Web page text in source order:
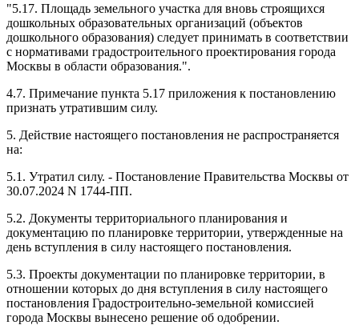
"5.17. Площадь земельного участка для вновь строящихся
дошкольных образовательных организаций (объектов
дошкольного образования) следует принимать в соответствии
с нормативами градостроительного проектирования города
Москвы в области образования.".
4.7. Примечание пункта 5.17 приложения к постановлению
признать утратившим силу.
5. Действие настоящего постановления не распространяется
на:
5.1. Утратил силу. - Постановление Правительства Москвы от
30.07.2024 N 1744-ПП.
5.2. Документы территориального планирования и
документацию по планировке территории, утвержденные на
день вступления в силу настоящего постановления.
5.3. Проекты документации по планировке территории, в
отношении которых до дня вступления в силу настоящего
постановления Градостроительно-земельной комиссией
города Москвы вынесено решение об одобрении.